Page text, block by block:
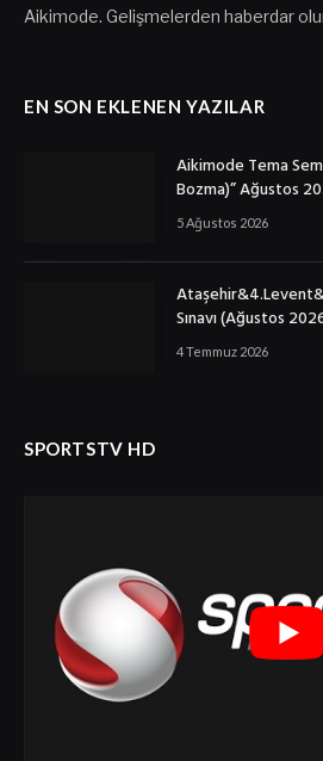
Aikimode. Gelişmelerden haberdar
EN SON EKLENEN YAZILAR
Aikimode Tema
Bozma)” Ağustos
5 Ağustos 2026
Sınavı (Ağustos
4 Temmuz 2026
SPORTSTV HD